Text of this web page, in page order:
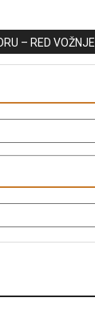
– RED VOŽNJE